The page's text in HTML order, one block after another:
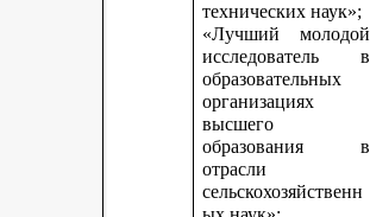
технических наук»;
«Лучший молодой
исследователь в
образовательных
организациях
высшего
образования в
отрасли
сельскохозяйственн